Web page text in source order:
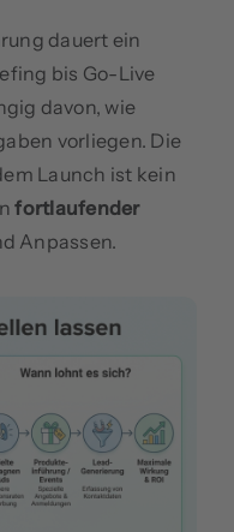
dauert ein
bis Go-Live
davon, wie
vorliegen. Die
Launch ist kein
fortlaufender
Anpassen.